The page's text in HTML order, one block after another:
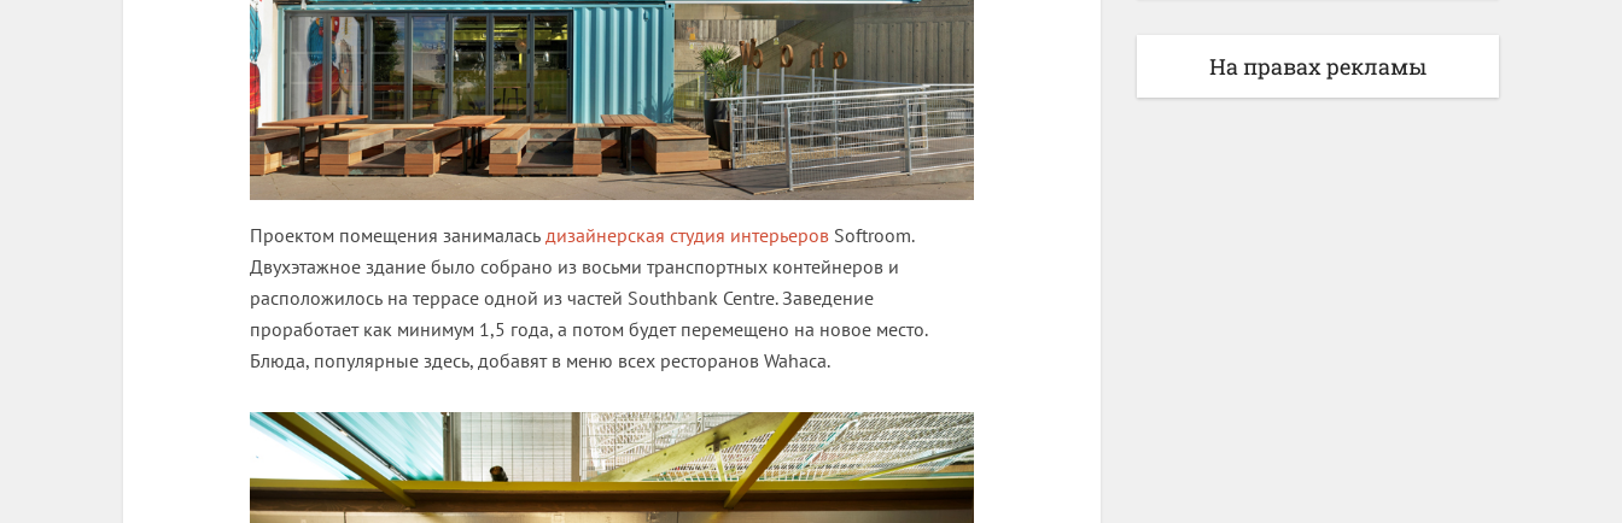
Проектом помещения занималась дизайнерская студия интерьеров Softroom.
Двухэтажное здание было собрано из восьми транспортных контейнеров и
расположилось на террасе одной из частей Southbank Centre. Заведение
проработает как минимум 1,5 года, а потом будет перемещено на новое место.
Блюда, популярные здесь, добавят в меню всех ресторанов Wahaca.
На правах рекламы